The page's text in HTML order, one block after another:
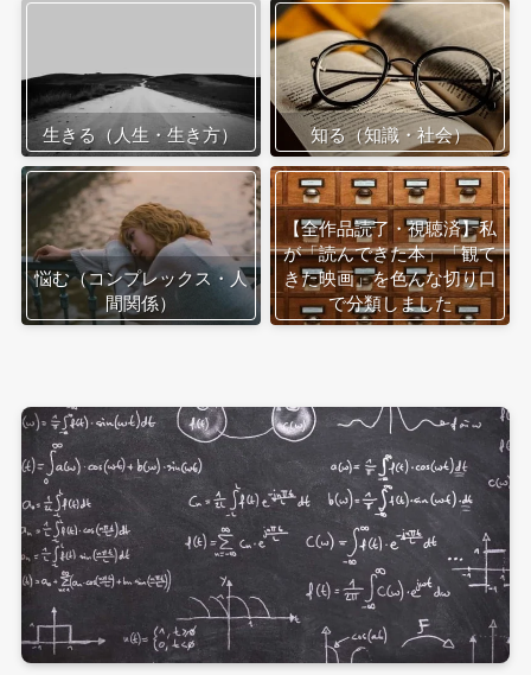
生きる（人生・生き方） 知る（知識・社会）
悩む（コンプレックス・人
間関係）
【全作品読了・視聴済】私
が「読んできた本」「観て
きた映画」を色んな切り口
で分類しました